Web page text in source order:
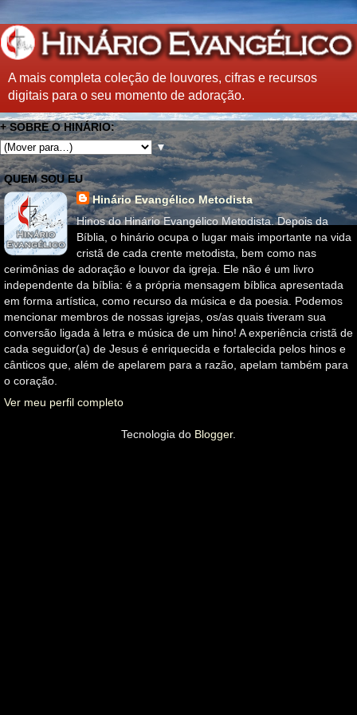
A mais completa coleção de louvores, cifras e recursos
digitais para o seu momento de adoração.
+ SOBRE O HINÁRIO:
▼
QUEM SOU EU
Hinário Evangélico Metodista
Hinos do Hinário Evangélico Metodista. Depois da
Bíblia, o hinário ocupa o lugar mais importante na vida
cristã de cada crente metodista, bem como nas
cerimônias de adoração e louvor da igreja. Ele não é um livro
independente da bíblia: é a própria mensagem bíblica apresentada
em forma artística, como recurso da música e da poesia. Podemos
mencionar membros de nossas igrejas, os/as quais tiveram sua
conversão ligada à letra e música de um hino! A experiência cristã de
cada seguidor(a) de Jesus é enriquecida e fortalecida pelos hinos e
cânticos que, além de apelarem para a razão, apelam também para
o coração.
Ver meu perfil completo
Tecnologia do Blogger.